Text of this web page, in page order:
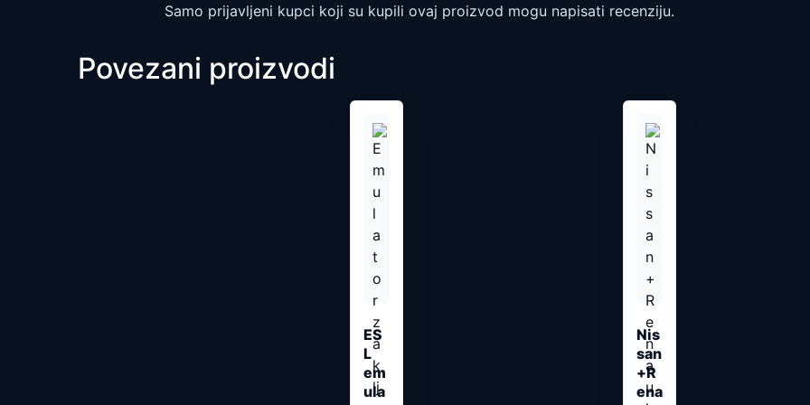
Samo prijavljeni kupci koji su kupili ovaj proizvod mogu napisati recenziju.
Povezani proizvodi
ES
L
em
ula
Nis
san
+R
ena